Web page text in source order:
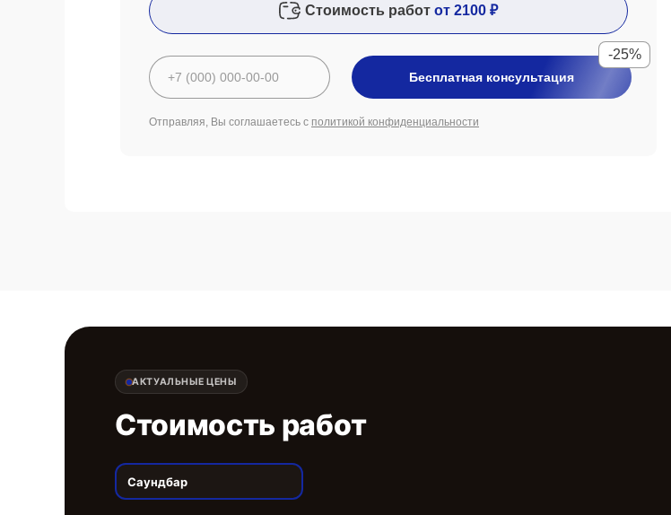
Стоимость работ от 2100 ₽
Бесплатная консультация
-25%
Отправляя, Вы соглашаетесь с политикой конфиденциальности
АКТУАЛЬНЫЕ ЦЕНЫ
Стоимость работ
Саундбар